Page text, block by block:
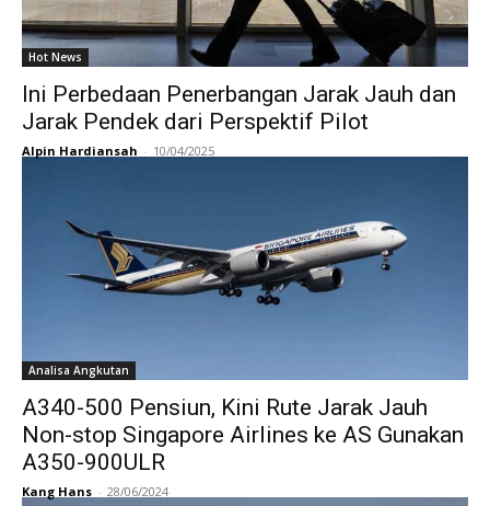
Hot News
Ini Perbedaan Penerbangan Jarak Jauh dan
Jarak Pendek dari Perspektif Pilot
Alpin Hardiansah - 10/04/2025
Analisa Angkutan
A340-500 Pensiun, Kini Rute Jarak Jauh
Non-stop Singapore Airlines ke AS Gunakan
A350-900ULR
Kang Hans - 28/06/2024